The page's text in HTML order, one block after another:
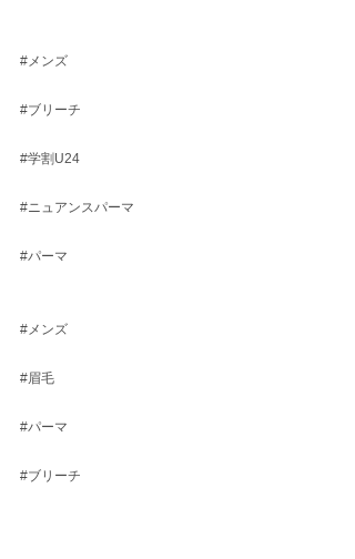
#メンズ
#ブリーチ
#学割U24
#ニュアンスパーマ
#パーマ
#メンズ
#眉毛
#パーマ
#ブリーチ